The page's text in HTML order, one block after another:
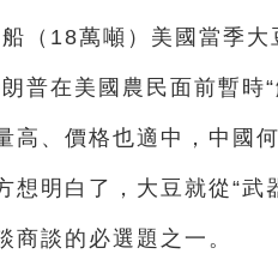
（18萬噸）美國當季
普在美國農民面前暫時
高、價格也適中，中國
想明白了，大豆就從“武
商談的必選題之一。